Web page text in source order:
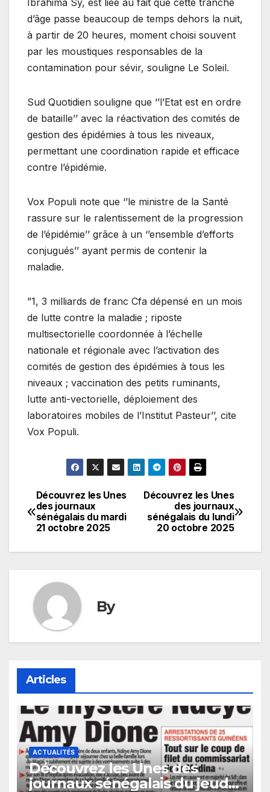
Ibrahima Sy, est liée au fait que cette tranche
d’âge passe beaucoup de temps dehors la nuit,
à partir de 20 heures, moment choisi souvent
par les moustiques responsables de la
contamination pour sévir, souligne Le Soleil.
Sud Quotidien souligne que ‘’l’Etat est en ordre
de bataille’’ avec la réactivation des comités de
gestion des épidémies à tous les niveaux,
permettant une coordination rapide et efficace
contre l’épidémie.
Vox Populi note que ‘’le ministre de la Santé
rassure sur le ralentissement de la progression
de l’épidémie’’ grâce à un ‘’ensemble d’efforts
conjugués’’ ayant permis de contenir la
maladie.
”1, 3 milliards de franc Cfa dépensé en un mois
de lutte contre la maladie ; riposte
multisectorielle coordonnée à l’échelle
nationale et régionale avec l’activation des
comités de gestion des épidémies à tous les
niveaux ; vaccination des petits ruminants,
lutte anti-vectorielle, déploiement des
laboratoires mobiles de l’Institut Pasteur’’, cite
Vox Populi.
Navigation
de
l’article
Découvrez les Unes
des journaux
sénégalais du lundi
20 octobre 2025
Découvrez les Unes
des journaux
sénégalais du mardi
21 octobre 2025
By
Articles
ACTUALITÉS
Découvrez les Unes des
journaux sénégalais du jeudi